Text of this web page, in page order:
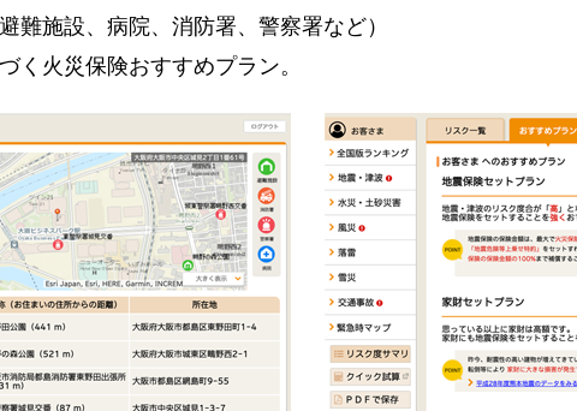
難施設、病院、消防署、警察署など）
く火災保険おすすめプラン。